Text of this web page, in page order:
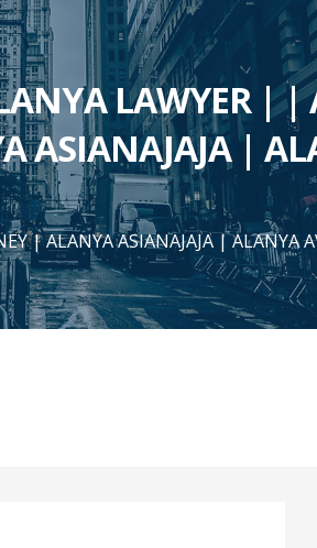
LAWYER | |
ASIANAJAJA |
| ALANYA ASIANAJAJA | ALANYA